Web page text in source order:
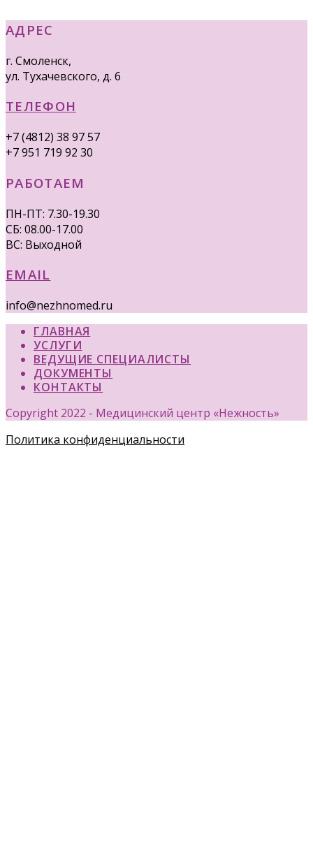
АДРЕС
г. Смоленск,
ул. Тухачевского, д. 6
ТЕЛЕФОН
+7 (4812) 38 97 57
+7 951 719 92 30
РАБОТАЕМ
ПН-ПТ: 7.30-19.30
СБ: 08.00-17.00
ВС: Выходной
EMAIL
info@nezhnomed.ru
ГЛАВНАЯ
УСЛУГИ
ВЕДУЩИЕ СПЕЦИАЛИСТЫ
ДОКУМЕНТЫ
КОНТАКТЫ
Copyright 2022 - Медицинский центр «Нежность»
Политика конфиденциальности